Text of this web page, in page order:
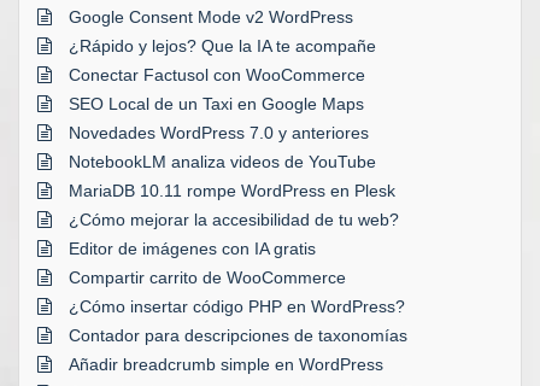
Google Consent Mode v2 WordPress
¿Rápido y lejos? Que la IA te acompañe
Conectar Factusol con WooCommerce
SEO Local de un Taxi en Google Maps
Novedades WordPress 7.0 y anteriores
NotebookLM analiza videos de YouTube
MariaDB 10.11 rompe WordPress en Plesk
¿Cómo mejorar la accesibilidad de tu web?
Editor de imágenes con IA gratis
Compartir carrito de WooCommerce
¿Cómo insertar código PHP en WordPress?
Contador para descripciones de taxonomías
Añadir breadcrumb simple en WordPress